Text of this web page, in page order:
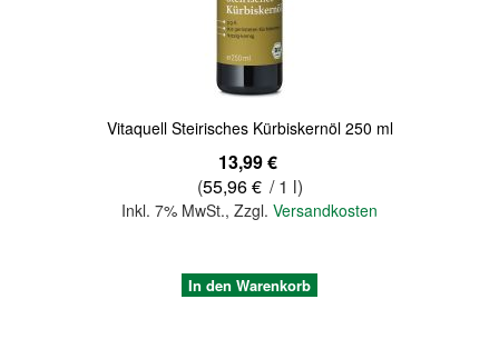
Vitaquell Steirisches Kürbiskernöl 250 ml
13,99 €
(55,96 € / 1 l)
Inkl. 7% MwSt., Zzgl. Versandkosten
In den Warenkorb